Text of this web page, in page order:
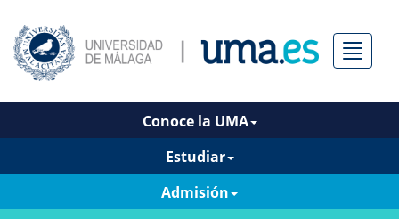
Menú
Conoce la UMA
Estudiar
Admisión